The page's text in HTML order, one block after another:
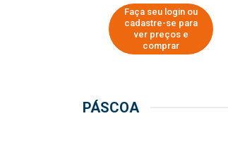
Faça seu login ou
cadastre-se para
ver preços e
comprar
PÁSCOA